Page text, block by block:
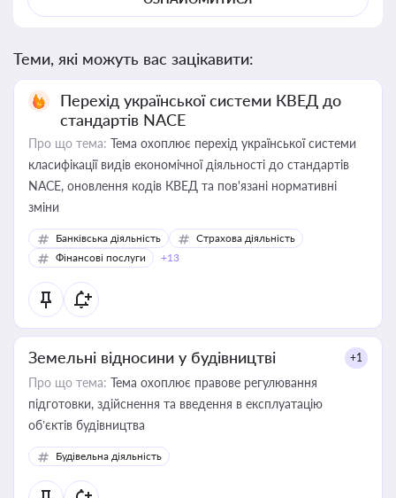
Теми, які можуть вас зацікавити:
Перехід української системи КВЕД до
стандартів NACE
Про що тема: Тема охоплює перехід української системи
класифікації видів економічної діяльності до стандартів
NACE, оновлення кодів КВЕД та пов'язані нормативні
зміни
Банківська діяльність
Страхова діяльність
Фінансові послуги
+13
Земельні відносини у будівництві +1
Про що тема: Тема охоплює правове регулювання
підготовки, здійснення та введення в експлуатацію
об’єктів будівництва
Будівельна діяльність